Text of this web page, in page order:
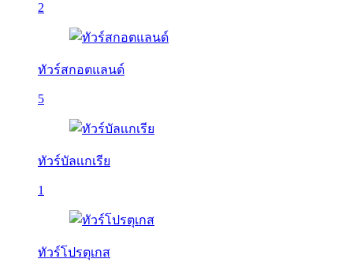
2
ทัวร์สกอตแลนด์
5
ทัวร์บัลเเกเรีย
1
ทัวร์โปรตุเกส